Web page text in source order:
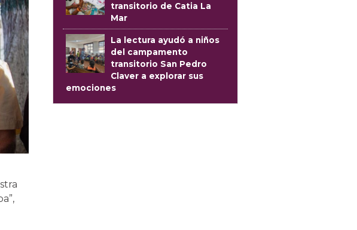
transitorio de Catia La
Mar
La lectura ayudó a niños
del campamento
transitorio San Pedro
Claver a explorar sus
emociones